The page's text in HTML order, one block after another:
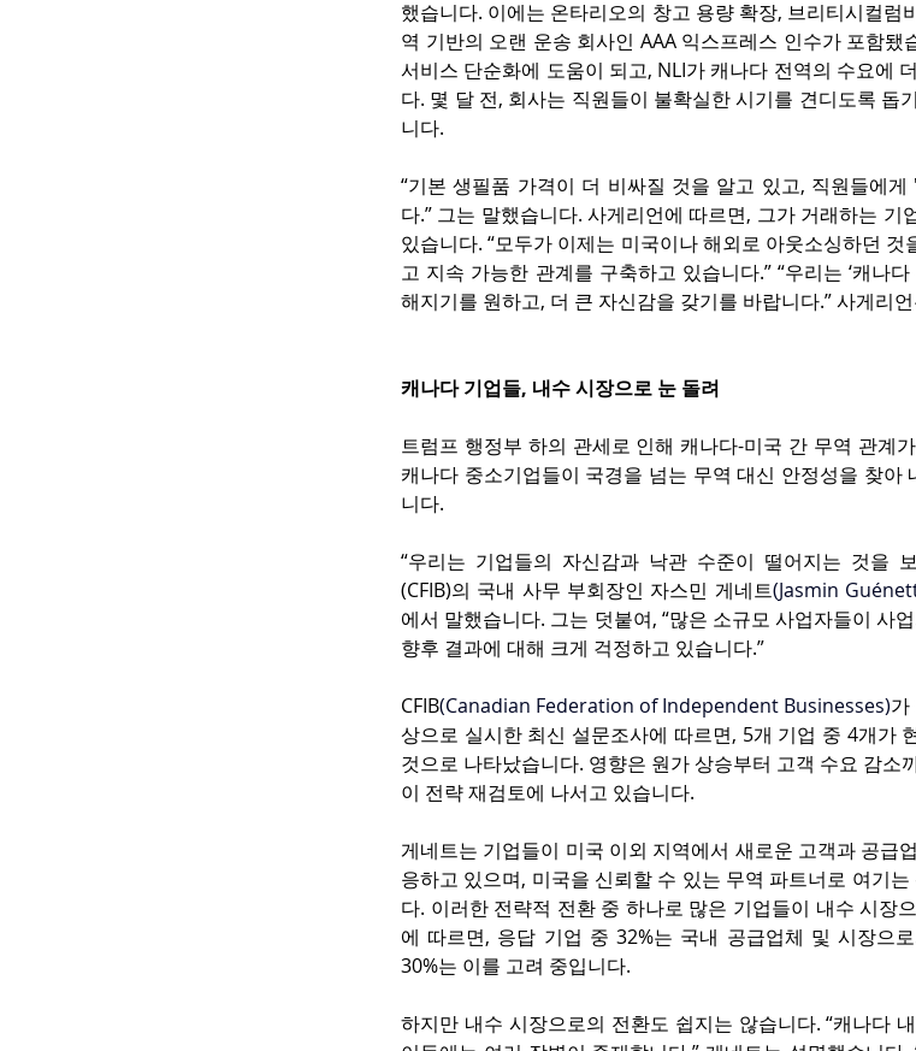
했습니다. 이에는 온타리오의 창고 용량 확장, 브리티시컬럼
역 기반의 오랜 운송 회사인 AAA 익스프레스 인수가 포함됐
서비스 단순화에 도움이 되고, NLI가 캐나다 전역의 수요에
다. 몇 달 전, 회사는 직원들이 불확실한 시기를 견디도록 돕
니다.
“기본 생필품 가격이 더 비싸질 것을 알고 있고, 직원들에
다.” 그는 말했습니다. 사게리언에 따르면, 그가 거래하는 기
있습니다. “모두가 이제는 미국이나 해외로 아웃소싱하던
고 지속 가능한 관계를 구축하고 있습니다.” “우리는 ‘캐나
해지기를 원하고, 더 큰 자신감을 갖기를 바랍니다.” 사게리
캐나다 기업들, 내수 시장으로 눈 돌려
트럼프 행정부 하의 관세로 인해 캐나다-미국 간 무역 관계
캐나다 중소기업들이 국경을 넘는 무역 대신 안정성을 찾아
니다.
“우리는 기업들의 자신감과 낙관 수준이 떨어지는 것을
(CFIB)의 국내 사무 부회장인 자스민 게네트(Jasmin
에서 말했습니다. 그는 덧붙여, “많은 소규모 사업자들이 사
향후 결과에 대해 크게 걱정하고 있습니다.”
CFIB(Canadian Federation of Independent Businesses)가
상으로 실시한 최신 설문조사에 따르면, 5개 기업 중 4개가
것으로 나타났습니다. 영향은 원가 상승부터 고객 수요 감소
이 전략 재검토에 나서고 있습니다.
게네트는 기업들이 미국 이외 지역에서 새로운 고객과 공급
응하고 있으며, 미국을 신뢰할 수 있는 무역 파트너로 여기
다. 이러한 전략적 전환 중 하나로 많은 기업들이 내수 시장
에 따르면, 응답 기업 중 32%는 국내 공급업체 및 시장으
30%는 이를 고려 중입니다.
하지만 내수 시장으로의 전환도 쉽지는 않습니다. “캐나다